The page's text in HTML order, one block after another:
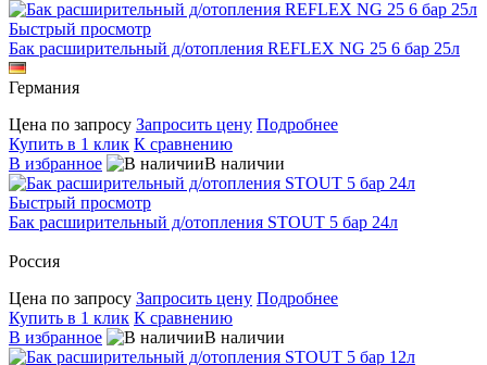
Быстрый просмотр
Бак расширительный д/отопления REFLEX NG 25 6 бар 25л
Германия
Цена по запросу Запросить цену Подробнее
Купить в 1 клик К сравнению
В избранное
В наличии
Быстрый просмотр
Бак расширительный д/отопления STOUT 5 бар 24л
Россия
Цена по запросу Запросить цену Подробнее
Купить в 1 клик К сравнению
В избранное
В наличии